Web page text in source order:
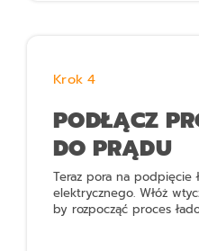
Krok 4
PODŁĄCZ
DO PRĄDU
Teraz pora na podpięcie
elektrycznego. Włóż
by rozpocząć proces